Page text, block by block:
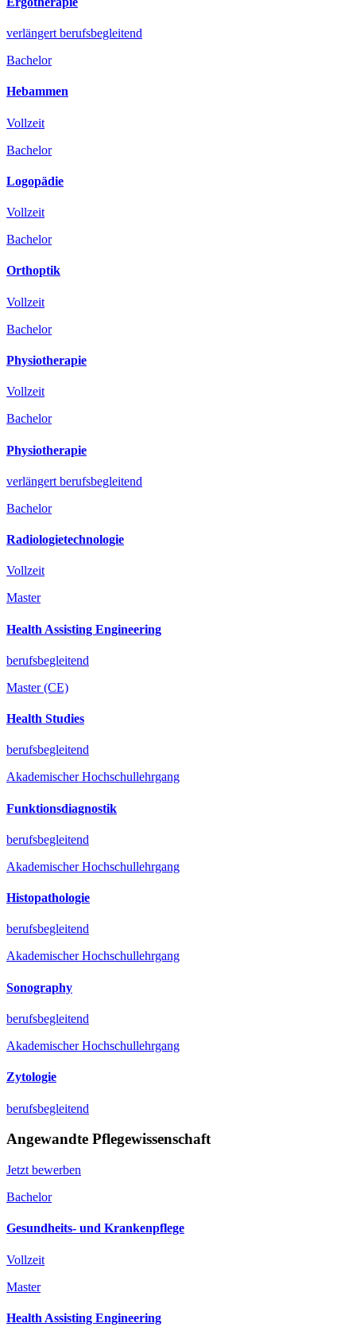
verlängert berufsbegleitend
Bachelor
Hebammen
Vollzeit
Bachelor
Logopädie
Vollzeit
Bachelor
Orthoptik
Vollzeit
Bachelor
Physiotherapie
Vollzeit
Bachelor
Physiotherapie
verlängert berufsbegleitend
Bachelor
Radiologietechnologie
Vollzeit
Master
Health Assisting Engineering
berufsbegleitend
Master (CE)
Health Studies
berufsbegleitend
Akademischer Hochschullehrgang
Funktionsdiagnostik
berufsbegleitend
Akademischer Hochschullehrgang
Histopathologie
berufsbegleitend
Akademischer Hochschullehrgang
Sonography
berufsbegleitend
Akademischer Hochschullehrgang
Zytologie
berufsbegleitend
Angewandte Pflegewissenschaft
Jetzt bewerben
Bachelor
Gesundheits- und Krankenpflege
Vollzeit
Master
Health Assisting Engineering